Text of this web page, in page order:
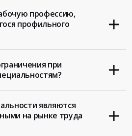
профессию,
профильного
при
являются
на рынке труда